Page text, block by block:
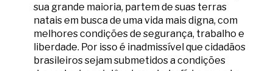
sua grande maioria, partem de suas terras
natais em busca de uma vida mais digna, com
melhores condições de segurança, trabalho e
liberdade. Por isso é inadmissível que cidadãos
brasileiros sejam submetidos a condições